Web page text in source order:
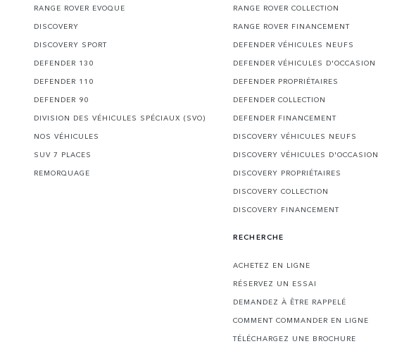
RANGE ROVER EVOQUE
DISCOVERY
DISCOVERY SPORT
DEFENDER 130
DEFENDER 110
DEFENDER 90
DIVISION DES VÉHICULES SPÉCIAUX (SVO)
NOS VÉHICULES
SUV 7 PLACES
REMORQUAGE
RANGE ROVER COLLECTION
RANGE ROVER FINANCEMENT
DEFENDER VÉHICULES NEUFS
DEFENDER VÉHICULES D'OCCASION
DEFENDER PROPRIÉTAIRES
DEFENDER COLLECTION
DEFENDER FINANCEMENT
DISCOVERY VÉHICULES NEUFS
DISCOVERY VÉHICULES D'OCCASION
DISCOVERY PROPRIÉTAIRES
DISCOVERY COLLECTION
DISCOVERY FINANCEMENT
RECHERCHE
ACHETEZ EN LIGNE
RÉSERVEZ UN ESSAI
DEMANDEZ À ÊTRE RAPPELÉ
COMMENT COMMANDER EN LIGNE
TÉLÉCHARGEZ UNE BROCHURE